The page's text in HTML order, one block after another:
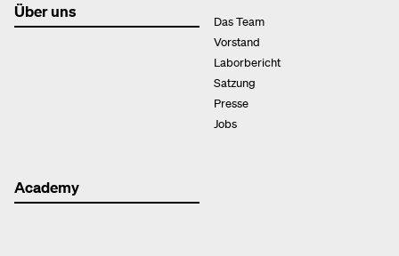
Über uns
Das Team
Vorstand
Laborbericht
Satzung
Presse
Jobs
Academy